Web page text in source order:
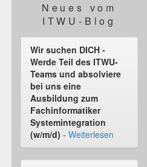
Neues vom
ITWU-Blog
Wir suchen DICH -
Werde Teil des ITWU-
Teams und absolviere
bei uns eine
Ausbildung zum
Fachinformatiker
Systemintegration
(w/m/d) - Weiterlesen